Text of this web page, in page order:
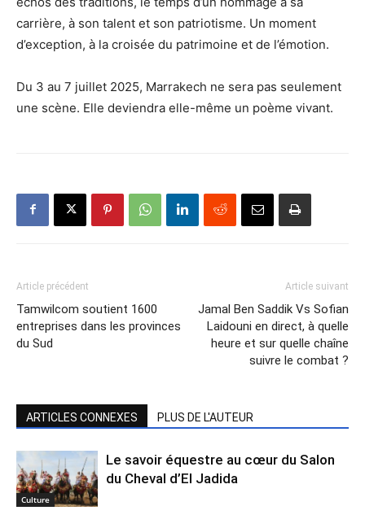
carrière, à son talent et son patriotisme. Un moment
d’exception, à la croisée du patrimoine et de l’émotion.
Du 3 au 7 juillet 2025, Marrakech ne sera pas seulement
une scène. Elle deviendra elle-même un poème vivant.
Article précédent
Tamwilcom soutient 1600
entreprises dans les provinces
du Sud
Article suivant
Jamal Ben Saddik Vs Sofian
Laidouni en direct, à quelle
heure et sur quelle chaîne
suivre le combat ?
ARTICLES CONNEXES PLUS DE L'AUTEUR
Culture
Le savoir équestre au cœur du Salon
du Cheval d’El Jadida